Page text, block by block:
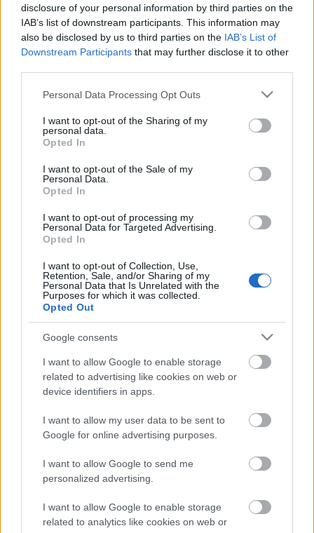
disclosure of your personal information by third parties on the
IAB’s list of downstream participants. This information may
also be disclosed by us to third parties on the IAB’s List of
Downstream Participants that may further disclose it to other
Please note that this website/app uses one or more Google
not limited to your visit or usage behaviour. You may click to
grant or deny consent to Google and its third-party tags to
use your data for below specified purposes in below Google
consent section.
Personal Data Processing Opt Outs
I want to opt-out of the Sharing of my
personal data.
Opted In
I want to opt-out of the Sale of my
Personal Data.
Opted In
I want to opt-out of processing my
Personal Data for Targeted Advertising.
Opted In
I want to opt-out of Collection, Use,
Retention, Sale, and/or Sharing of my
Personal Data that Is Unrelated with the
Purposes for which it was collected.
Opted Out
Google consents
I want to allow Google to enable storage
related to advertising like cookies on web or
device identifiers in apps.
I want to allow my user data to be sent to
Google for online advertising purposes.
I want to allow Google to send me
personalized advertising.
I want to allow Google to enable storage
related to analytics like cookies on web or
Takefusa Kubo(Getafe, centrocampista, 1,450,000)
Tras un mal año tanto en Villarreal como Getafe, el japonés
otorgó 10 puntos en el juego. El «Geta» no se juega nada
en la jornada final contra el Granada, así que seguramente
Take sea titular y un futbolista rentable para ese partido.
Guido Carrillo(Elche, delantero, 2.100.000)
El delantero argentino fue suplente en la visita franjiverde al
Carranza, pero cuando salió en el minuto 59 cambió el
partido. Su presencia le dio más poder en ataque a los de
Escribá y participó activamente en el 1-3 que sentenció el
choque, dando la asistencia a Fidel y sumando 7 puntos.
Además, estrelló un balón en el palo. El Elche tiene
opciones de permanencia en la última jornada y a buen
seguro será titular o tendrá minutos.
Lesionados, sancionados...Estos
deberías poner en venta.
Sergio Gómez(Huesca, centrocampista, 480.000)